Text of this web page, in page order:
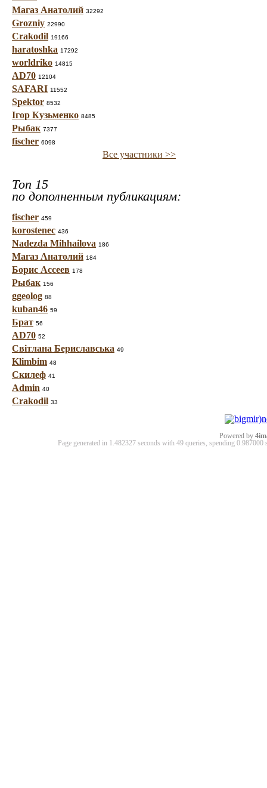
Магаз Анатолий 32292
Grozniy 22990
Crakodil 19166
haratoshka 17292
worldriko 14815
AD70 12104
SAFARI 11552
Spektor 8532
Ігор Кузьменко 8485
Рыбак 7377
fischer 6098
Все участники >>
Топ 15
по дополненным публикациям:
fischer 459
korostenec 436
Nadezda Mihhailova 186
Магаз Анатолий 184
Борис Ассеев 178
Рыбак 156
ggeolog 88
kuban46 59
Брат 56
AD70 52
Світлана Бериславська 49
Klimbim 48
Скилеф 41
Admin 40
Crakodil 33
Powered by
Page generated in 1.482327 seconds with 49 queries, spending